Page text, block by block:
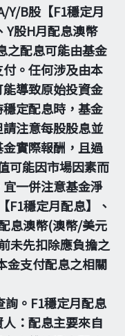
Y/B股【F1穩定月
Y股H月配息澳幣
之配息可能由基金
。任何涉及由本
導致原始投資金
定配息時，基金
注意每股股息並
實際報酬，且過
可能因市場因素而
一併注意基金淨
F1穩定月配息】、
息澳幣(澳幣/美元
未先扣除應負擔之
金支付配息之相關
。F1穩定月配息
：配息主要來自